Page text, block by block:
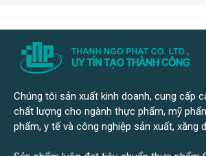
Chúng tôi sản xuất kinh doanh, cung cấp
chất lượng cho ngành thực phẩm, mỹ
phẩm, y tế và công nghiệp sản xuất, xăng